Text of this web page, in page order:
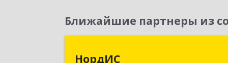
Ближайшие партнеры из
НордИС